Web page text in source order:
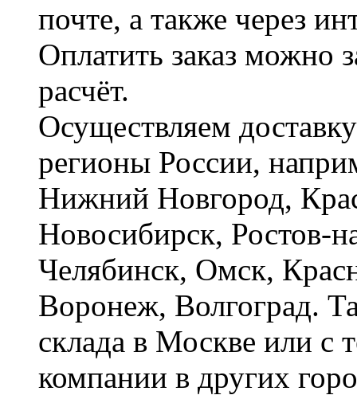
почте, а также через
Оплатить заказ можно
расчёт.
Осуществляем
регионы России,
Нижний Новгород,
Новосибирск, Ростов-
Челябинск, Омск,
Воронеж, Волгоград.
склада в Москве или с
компании в других